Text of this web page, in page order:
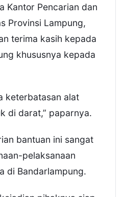
Kantor Pencarian dan
Provinsi Lampung,
terima kasih kepada
khususnya kepada
keterbatasan alat
di darat,” paparnya.
bantuan ini sangat
pelaksanaan
di Bandarlampung.